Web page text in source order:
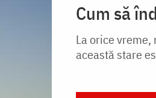
Cum să
La orice
această stare